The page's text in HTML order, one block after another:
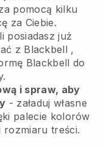
pomocą kilku
za Ciebie.
posiadasz już
z Blackbell ,
Blackbell do
i spraw, aby
- załaduj własne
palecie kolorów
rozmiaru treści.